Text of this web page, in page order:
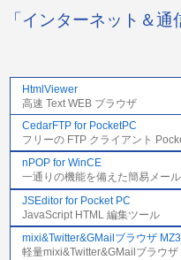
「インターネット＆
HtmlViewer
高速 Text WEB ブラウザ
CedarFTP for PocketPC
フリーの FTP クライアント
nPOP for WinCE
一通りの機能を備えた簡易メー
JSEditor for Pocket PC
JavaScript HTML 編集ツール
mixi&Twitter&GMailブラウザ MZ3
軽量mixi&Twitter&GMailブラウザ